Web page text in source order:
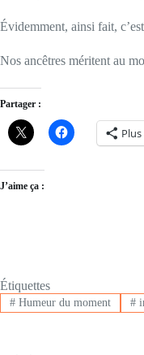
Évidemment, ainsi fait,
Nos ancêtres méritent au
Partager :
Plus
J’aime ça :
Étiquettes
#Humeur du moment #